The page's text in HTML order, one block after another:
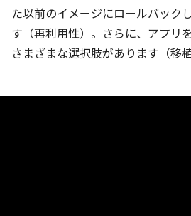
た以前のイメージにロールバック
す（再利用性）。さらに、アプリ
さまざまな選択肢があります（移植